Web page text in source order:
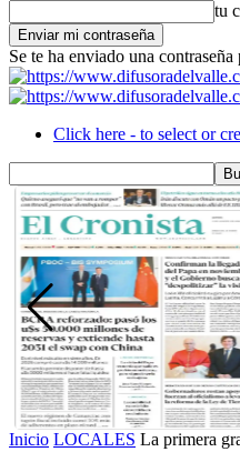
tu
Se te ha enviado una
Click here - to select or
Inicio LOCALES La primera